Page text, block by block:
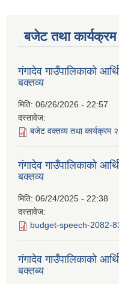
बजेट तथा कार्यक्रम
गंगादेव गाउँपालिकाको
बक्तव्य
मिति: 06/26/2026 - 22:57
दस्तावेज:
बजेट वक्तव्य तथा कार्यक्रम
गंगादेव गाउँपालिकाको
बक्तव्य
मिति: 06/24/2025 - 22:38
दस्तावेज:
budget-speech-2082-
गंगादेव गाउँपालिकाको
बक्तब्य